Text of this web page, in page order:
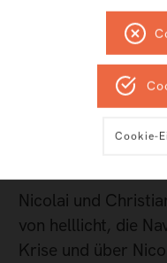
Audio ist die
Nicolai hat
Connecting Dots
große Liebe wohl
Nicolai und
von helllicht, die
Krise und über
Cookie-